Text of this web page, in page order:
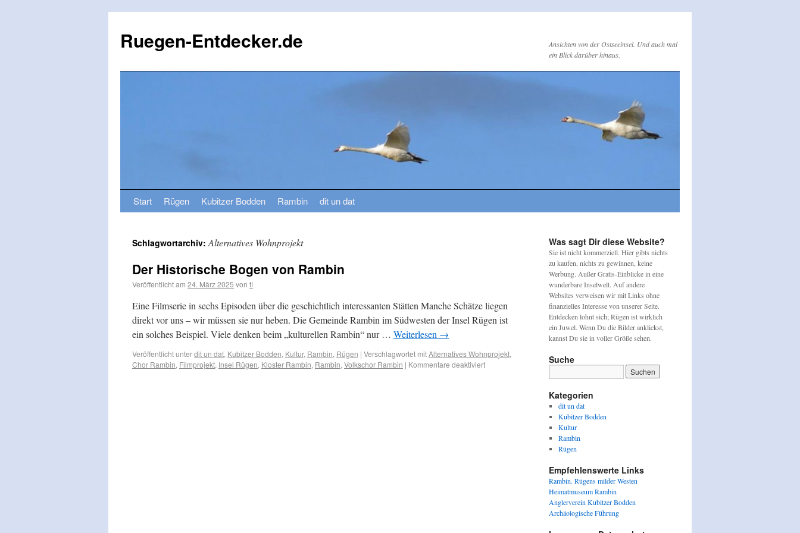
Ruegen-Entdecker.de
Ansichten von der Ostseeinsel. Und auch mal
ein Blick darüber hinaus.
Start Rügen Kubitzer Bodden Rambin dit un dat
Schlagwortarchiv:Alternatives Wohnprojekt
Der Historische Bogen von Rambin
Veröffentlicht am 24. März 2025 von fl
Eine Filmserie in sechs Episoden über die geschichtlich interessanten Stätten Manche Schätze liegen
direkt vor uns – wir müssen sie nur heben. Die Gemeinde Rambin im Südwesten der Insel Rügen ist
ein solches Beispiel. Viele denken beim „kulturellen Rambin“ nur … Weiterlesen →
Veröffentlicht unterdit un dat, Kubitzer Bodden, Kultur, Rambin, Rügen | Verschlagwortet mitAlternatives Wohnprojekt,
Chor Rambin, Filmprojekt, Insel Rügen, Kloster Rambin, Rambin, Volkschor Rambin | Kommentare deaktiviert
Was sagt Dir diese Website?
Sie ist nicht kommerziell. Hier gibts nichts
zu kaufen, nichts zu gewinnen, keine
Werbung. Außer Gratis-Einblicke in eine
wunderbare Inselwelt. Auf andere
Websites verweisen wir mit Links ohne
finanzielles Interesse von unserer Seite.
Entdecken lohnt sich; Rügen ist wirklich
ein Juwel. Wenn Du die Bilder anklickst,
kannst Du sie in voller Größe sehen.
Suche
Kategorien
dit un dat
Kubitzer Bodden
Kultur
Rambin
Rügen
Empfehlenswerte Links
Rambin. Rügens milder Westen
Heimatmuseum Rambin
Anglerverein Kubitzer Bodden
Archäologische Führung